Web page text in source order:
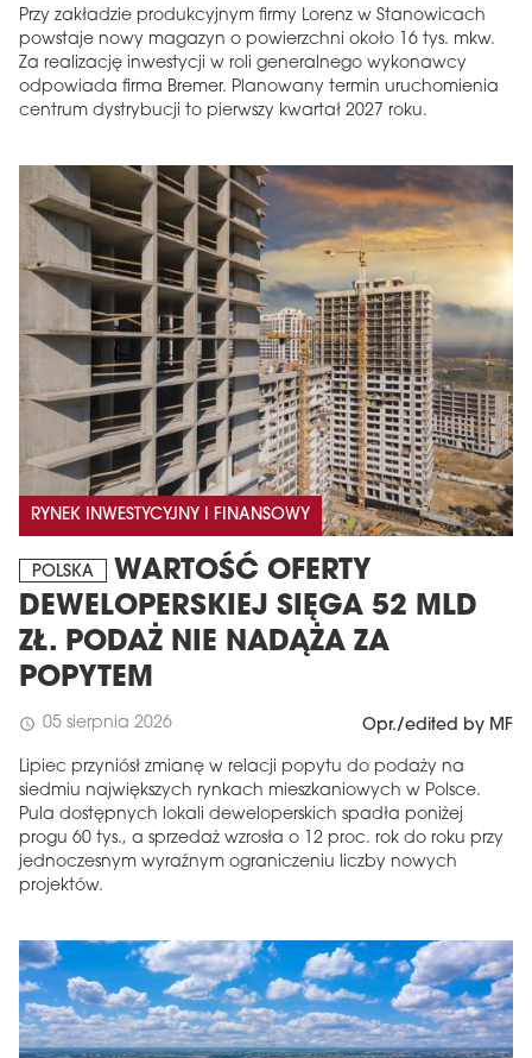
Przy zakładzie produkcyjnym firmy Lorenz w Stanowicach
powstaje nowy magazyn o powierzchni około 16 tys. mkw.
Za realizację inwestycji w roli generalnego wykonawcy
odpowiada firma Bremer. Planowany termin uruchomienia
centrum dystrybucji to pierwszy kwartał 2027 roku.
RYNEK INWESTYCYJNY I FINANSOWY
POLSKA
WARTOŚĆ OFERTY
DEWELOPERSKIEJ SIĘGA 52 MLD
ZŁ. PODAŻ NIE NADĄŻA ZA
POPYTEM
schedule 05 sierpnia 2026 Opr./edited by MF
Lipiec przyniósł zmianę w relacji popytu do podaży na
siedmiu największych rynkach mieszkaniowych w Polsce.
Pula dostępnych lokali deweloperskich spadła poniżej
progu 60 tys., a sprzedaż wzrosła o 12 proc. rok do roku przy
jednoczesnym wyraźnym ograniczeniu liczby nowych
projektów.